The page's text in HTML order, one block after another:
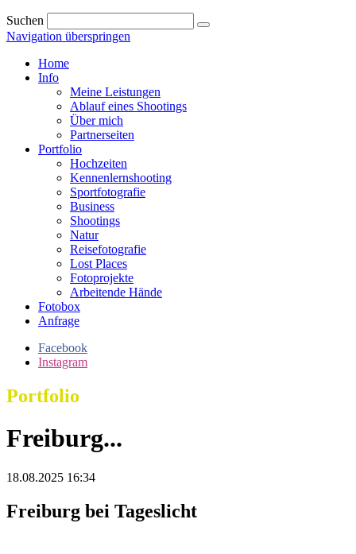
Suchen
Navigation überspringen
Home
Info
Meine Leistungen
Ablauf eines Shootings
Über mich
Partnerseiten
Portfolio
Hochzeiten
Kennenlernshooting
Sportfotografie
Business
Shootings
Natur
Reisefotografie
Lost Places
Fotoprojekte
Arbeitende Hände
Fotobox
Anfrage
Facebook
Instagram
Portfolio
Freiburg...
18.08.2025 16:34
Freiburg bei Tageslicht